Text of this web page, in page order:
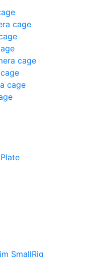
cage
cage
cage
SmallRig